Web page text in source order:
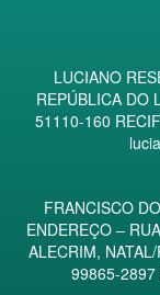
LUCIANO
REPÚBLICA DO
51110-160
FRANCISCO
ENDEREÇO –
ALECRIM,
99865-2897